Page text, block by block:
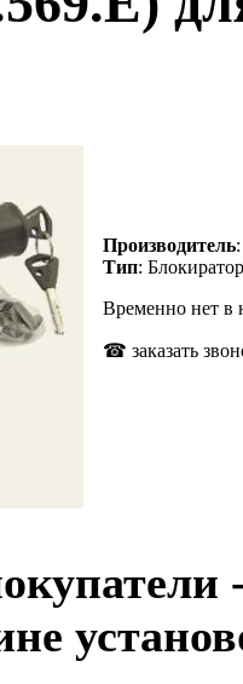
Производитель
Тип:
Временно нет в
☎ заказать